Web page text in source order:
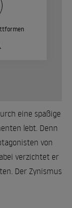
eine spaßige
lebt. Denn
von
verzichtet er
Der Zynismus